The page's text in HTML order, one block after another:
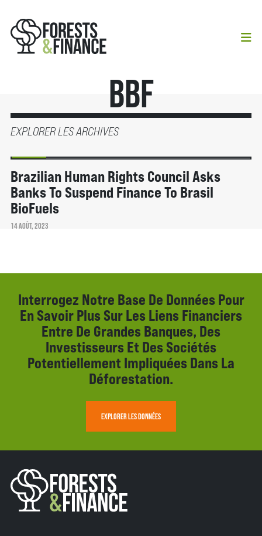
BBF
EXPLORER LES ARCHIVES
Brazilian Human Rights Council Asks
Banks To Suspend Finance To Brasil
BioFuels
14 AOÛT, 2023
Interrogez Notre Base De Données Pour
En Savoir Plus Sur Les Liens Financiers
Entre De Grandes Banques, Des
Investisseurs Et Des Sociétés
Potentiellement Impliquées Dans La
Déforestation.
EXPLORER LES DONNÉES